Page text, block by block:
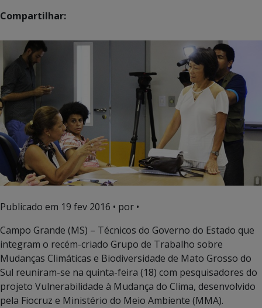
Compartilhar:
Publicado em 19 fev 2016 • por •
Campo Grande (MS) – Técnicos do Governo do Estado que
integram o recém-criado Grupo de Trabalho sobre
Mudanças Climáticas e Biodiversidade de Mato Grosso do
Sul reuniram-se na quinta-feira (18) com pesquisadores do
projeto Vulnerabilidade à Mudança do Clima, desenvolvido
pela Fiocruz e Ministério do Meio Ambiente (MMA).